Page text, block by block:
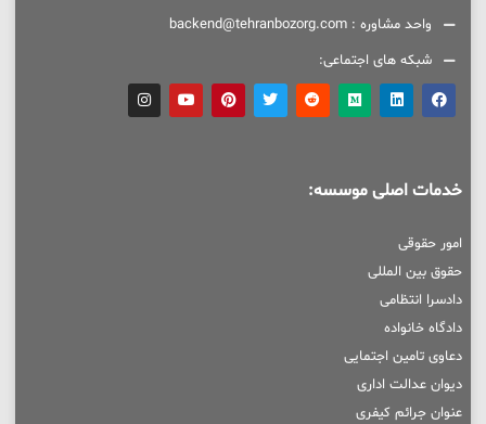
واحد مشاوره : backend@tehranbozorg.com
شبکه های اجتماعی:
خدمات اصلی موسسه:
امور حقوقی
حقوق بین المللی
دادسرا انتظامی
دادگاه خانواده
دعاوی تامین اجتمایی
دیوان عدالت اداری
عنوان جرائم کیفری